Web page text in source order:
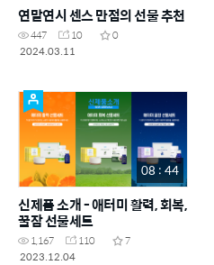
연말연시 센스 만점의 선물 추천
447 10
0
2024.03.11
08 : 44
신제품 소개 - 애터미 활력, 회복,
꿀잠 선물세트
1,167 110
7
2023.12.04